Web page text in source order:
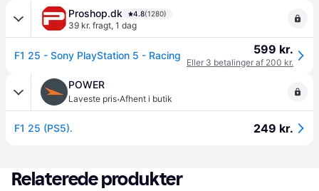
Proshop.dk 4.8(1280)
39 kr. fragt, 1 dag
F1 25 - Sony PlayStation 5 - Racing 599 kr.
Eller 3 betalinger af 200 kr.
POWER
Laveste pris·Afhent i butik
F1 25 (PS5). 249 kr.
Relaterede produkter